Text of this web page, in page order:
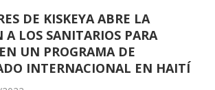
DE KISKEYA ABRE LA
A LOS SANITARIOS PARA
UN PROGRAMA DE
INTERNACIONAL EN HAITÍ